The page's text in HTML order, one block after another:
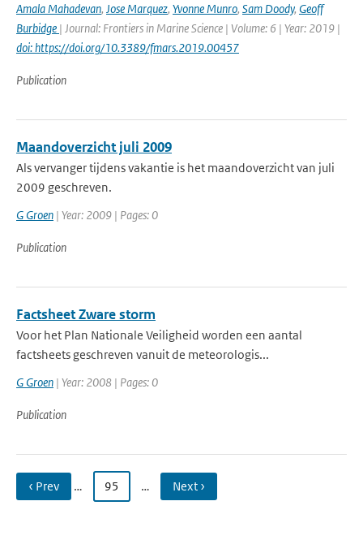
Amala Mahadevan, Jose Marquez, Yvonne Munro, Sam Doody, Geoff
Burbidge | Journal: Frontiers in Marine Science | Volume: 6 | Year: 2019 |
doi: https://doi.org/10.3389/fmars.2019.00457
Publication
Maandoverzicht juli 2009
Als vervanger tijdens vakantie is het maandoverzicht van juli
2009 geschreven.
G Groen | Year: 2009 | Pages: 0
Publication
Factsheet Zware storm
Voor het Plan Nationale Veiligheid worden een aantal
factsheets geschreven vanuit de meteorologis...
G Groen | Year: 2008 | Pages: 0
Publication
‹ Prev … 95 … Next ›